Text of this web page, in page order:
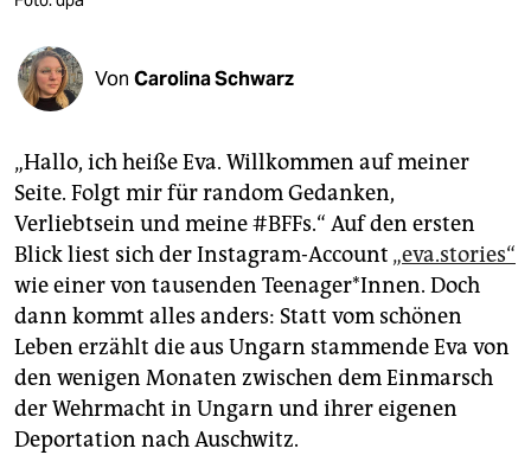
shop
fragen & hilfe
unterstützen
abo
genossenschaft
epaper login
Von Carolina Schwarz
„Hallo, ich heiße Eva. Willkommen auf meiner
Seite. Folgt mir für random Gedanken,
Verliebtsein und meine #BFFs.“ Auf den ersten
Blick liest sich der Instagram-Account „eva.stories“
wie einer von tausenden Teenager*Innen. Doch
dann kommt alles anders: Statt vom schönen
Leben erzählt die aus Ungarn stammende Eva von
den wenigen Monaten zwischen dem Einmarsch
der Wehrmacht in Ungarn und ihrer eigenen
Deportation nach Auschwitz.